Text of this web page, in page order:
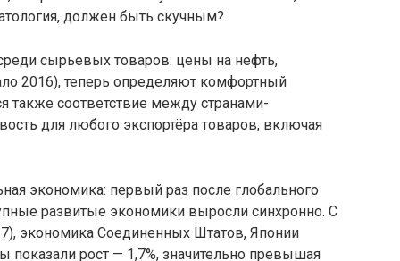
должен быть скучным?
сырьевых товаров: цены на нефть,
2016), теперь определяют комфортный
также соответствие между странами-
для любого экспортёра товаров, включая
экономика: первый раз после глобального
развитые экономики выросли синхронно. С
экономика Соединенных Штатов, Японии
показали рост — 1,7%, значительно превышая